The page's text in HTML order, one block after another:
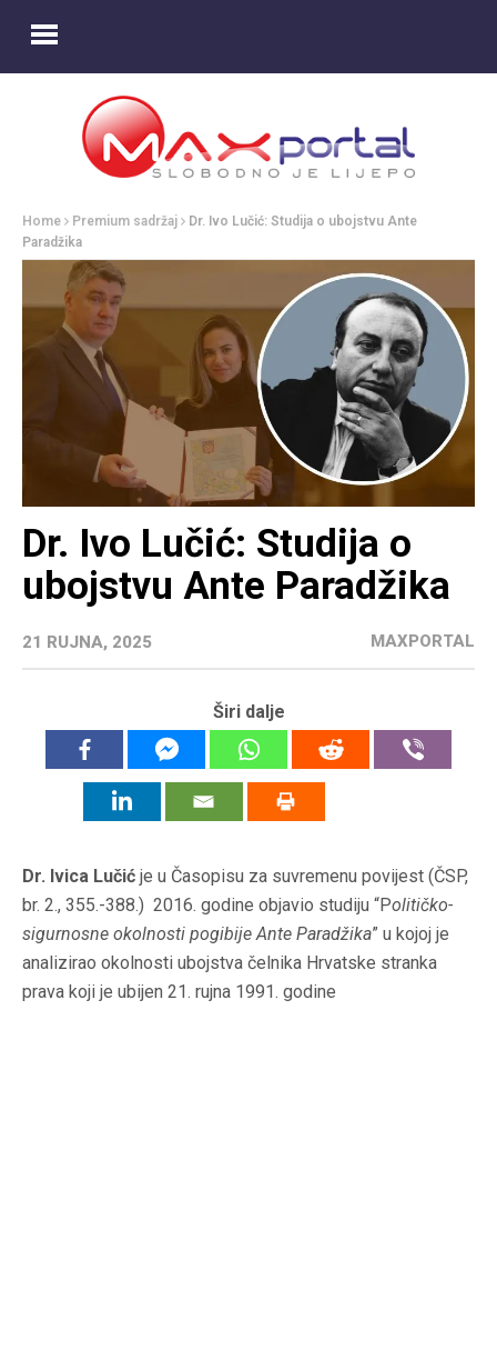
Home Premium sadržaj
Dr. Ivo Lučić: Studija o ubojstvu Ante
Paradžika
Dr. Ivo Lučić: Studija o
ubojstvu Ante Paradžika
21 RUJNA, 2025 MAXPORTAL
Širi dalje
Dr. Ivica Lučić je u Časopisu za suvremenu povijest (ČSP,
br. 2., 355.-388.) 2016. godine objavio studiju “Političko-
sigurnosne okolnosti pogibije Ante Paradžika” u kojoj je
analizirao okolnosti ubojstva čelnika Hrvatske stranka
prava koji je ubijen 21. rujna 1991. godine